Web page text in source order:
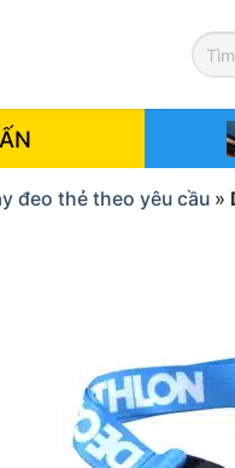
đeo thẻ theo yêu cầu »